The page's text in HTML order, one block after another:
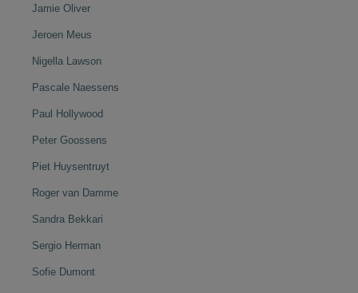
Jamie Oliver
Jeroen Meus
Nigella Lawson
Pascale Naessens
Paul Hollywood
Peter Goossens
Piet Huysentruyt
Roger van Damme
Sandra Bekkari
Sergio Herman
Sofie Dumont